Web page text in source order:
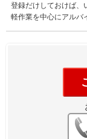
登録だけしておけば、
軽作業を中心にアルバ